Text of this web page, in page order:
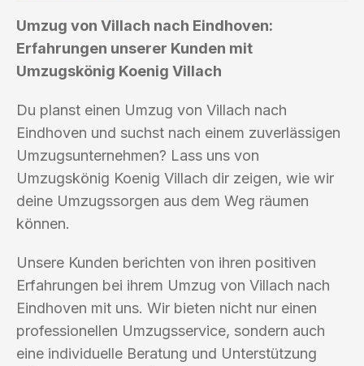
Umzug von Villach nach Eindhoven:
Erfahrungen unserer Kunden mit
Umzugskönig Koenig Villach
Du planst einen Umzug von Villach nach
Eindhoven und suchst nach einem zuverlässigen
Umzugsunternehmen? Lass uns von
Umzugskönig Koenig Villach dir zeigen, wie wir
deine Umzugssorgen aus dem Weg räumen
können.
Unsere Kunden berichten von ihren positiven
Erfahrungen bei ihrem Umzug von Villach nach
Eindhoven mit uns. Wir bieten nicht nur einen
professionellen Umzugsservice, sondern auch
eine individuelle Beratung und Unterstützung